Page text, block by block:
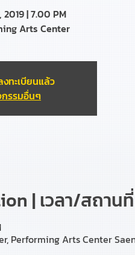
2019 | 7.00 PM
Arts Center
ทะเบียนแล้ว
รรมอื่นๆ
| เวลา/สถานที่
Performing Arts Center